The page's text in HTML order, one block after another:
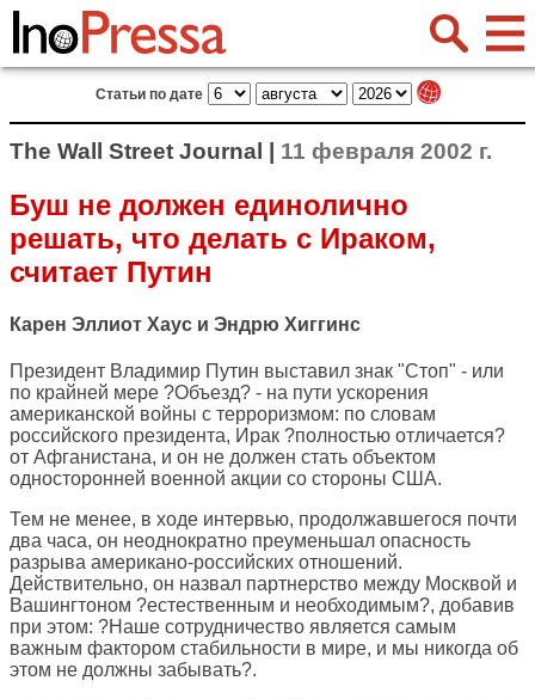
Статьи по дате
The Wall Street Journal | 11 февраля 2002 г.
Буш не должен единолично
решать, что делать с Ираком,
считает Путин
Карен Эллиот Хаус и Эндрю Хиггинс
Президент Владимир Путин выставил знак "Стоп" - или
по крайней мере ?Объезд? - на пути ускорения
американской войны с терроризмом: по словам
российского президента, Ирак ?полностью отличается?
от Афганистана, и он не должен стать объектом
односторонней военной акции со стороны США.
Тем не менее, в ходе интервью, продолжавшегося почти
два часа, он неоднократно преуменьшал опасность
разрыва американо-российских отношений.
Действительно, он назвал партнерство между Москвой и
Вашингтоном ?естественным и необходимым?, добавив
при этом: ?Наше сотрудничество является самым
важным фактором стабильности в мире, и мы никогда об
этом не должны забывать?.